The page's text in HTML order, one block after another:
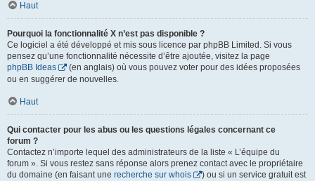
Haut
Pourquoi la fonctionnalité X n’est pas disponible ?
Ce logiciel a été développé et mis sous licence par phpBB Limited. Si vous
pensez qu’une fonctionnalité nécessite d’être ajoutée, visitez la page
phpBB Ideas
(en anglais) où vous pouvez voter pour des idées proposées
ou en suggérer de nouvelles.
Haut
Qui contacter pour les abus ou les questions légales concernant ce
forum ?
Contactez n’importe lequel des administrateurs de la liste « L’équipe du
forum ». Si vous restez sans réponse alors prenez contact avec le propriétaire
du domaine (en faisant une recherche sur whois
) ou si un service gratuit est